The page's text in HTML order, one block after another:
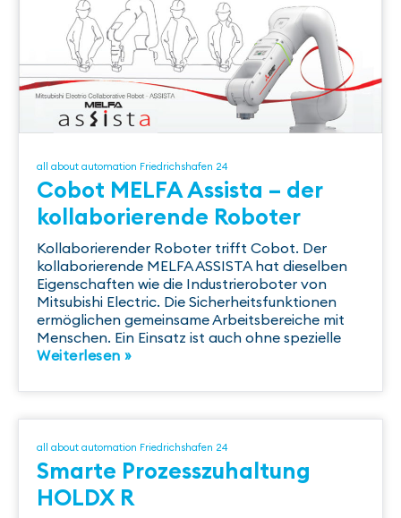
all about automation Friedrichshafen 24
Cobot MELFA Assista – der
kollaborierende Roboter
Kollaborierender Roboter trifft Cobot. Der
kollaborierende MELFA ASSISTA hat dieselben
Eigenschaften wie die Industrieroboter von
Mitsubishi Electric. Die Sicherheitsfunktionen
ermöglichen gemeinsame Arbeitsbereiche mit
Menschen. Ein Einsatz ist auch ohne spezielle
Weiterlesen »
all about automation Friedrichshafen 24
Smarte Prozesszuhaltung
HOLDX R